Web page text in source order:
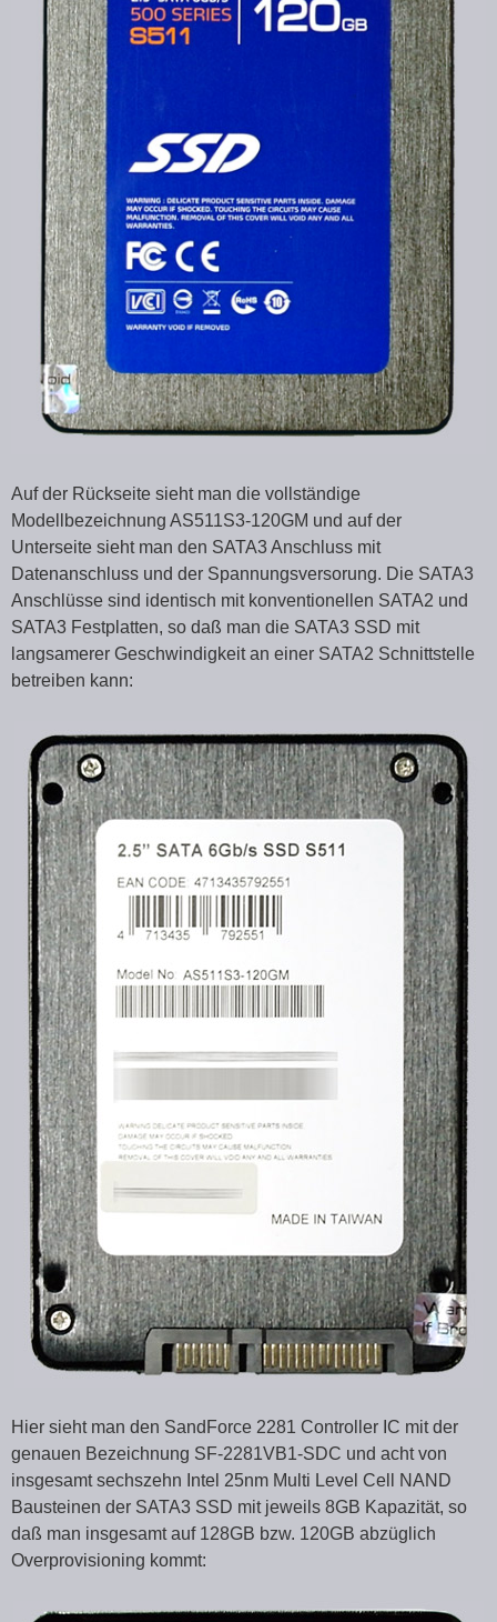
Auf der Rückseite sieht man die vollständige
Modellbezeichnung AS511S3-120GM und auf der
Unterseite sieht man den SATA3 Anschluss mit
Datenanschluss und der Spannungsversorung. Die SATA3
Anschlüsse sind identisch mit konventionellen SATA2 und
SATA3 Festplatten, so daß man die SATA3 SSD mit
langsamerer Geschwindigkeit an einer SATA2 Schnittstelle
betreiben kann:
Hier sieht man den SandForce 2281 Controller IC mit der
genauen Bezeichnung SF-2281VB1-SDC und acht von
insgesamt sechszehn Intel 25nm Multi Level Cell NAND
Bausteinen der SATA3 SSD mit jeweils 8GB Kapazität, so
daß man insgesamt auf 128GB bzw. 120GB abzüglich
Overprovisioning kommt: